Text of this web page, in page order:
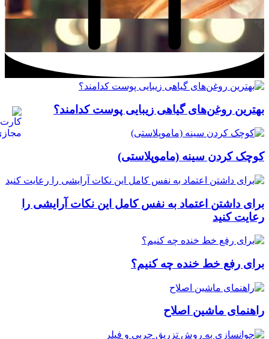
بهترین روغن‌های گیاهی زیبایی پوست کدامند؟
کوچک کردن سینه (ماموپلاستی)
برای داشتن اعتماد به نفس کامل این نکات آرایشی را
رعایت کنید
برای رفع خط خنده چه کنیم؟
راهنمای ماشین اصلاح